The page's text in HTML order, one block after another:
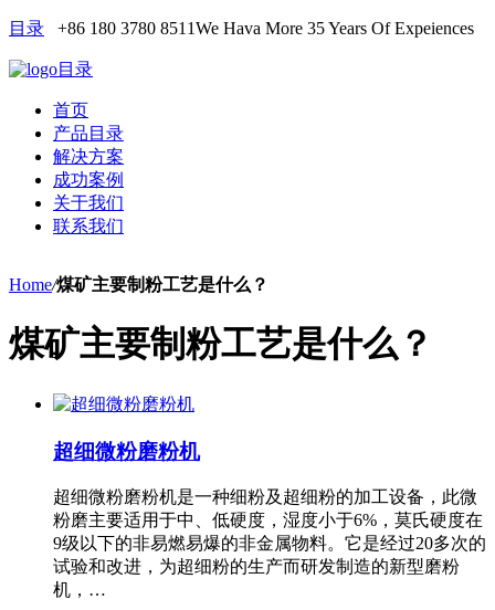
目录 +86 180 3780 8511We Hava More 35 Years Of Expeiences
目录
首页
产品目录
解决方案
成功案例
关于我们
联系我们
Home/煤矿主要制粉工艺是什么？
煤矿主要制粉工艺是什么？
超细微粉磨粉机
超细微粉磨粉机是一种细粉及超细粉的加工设备，此微
粉磨主要适用于中、低硬度，湿度小于6%，莫氏硬度在
9级以下的非易燃易爆的非金属物料。它是经过20多次的
试验和改进，为超细粉的生产而研发制造的新型磨粉
机，…